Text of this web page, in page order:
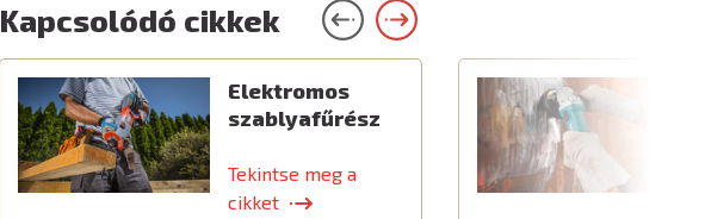
Kapcsolódó cikkek
Elektromos
szablyafűrész
Tekintse meg a
cikket